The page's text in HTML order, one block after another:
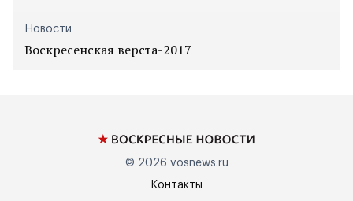
Новости
Воскресенская верста-2017
© 2026 vosnews.ru
Контакты